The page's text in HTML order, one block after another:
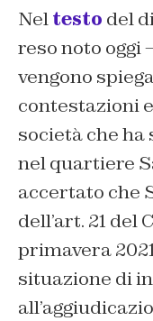
Neltesto del
reso noto oggi
vengono
contestazioni
società che ha
nel quartiere
accertato che
dell’art. 21 del
primavera
situazione di